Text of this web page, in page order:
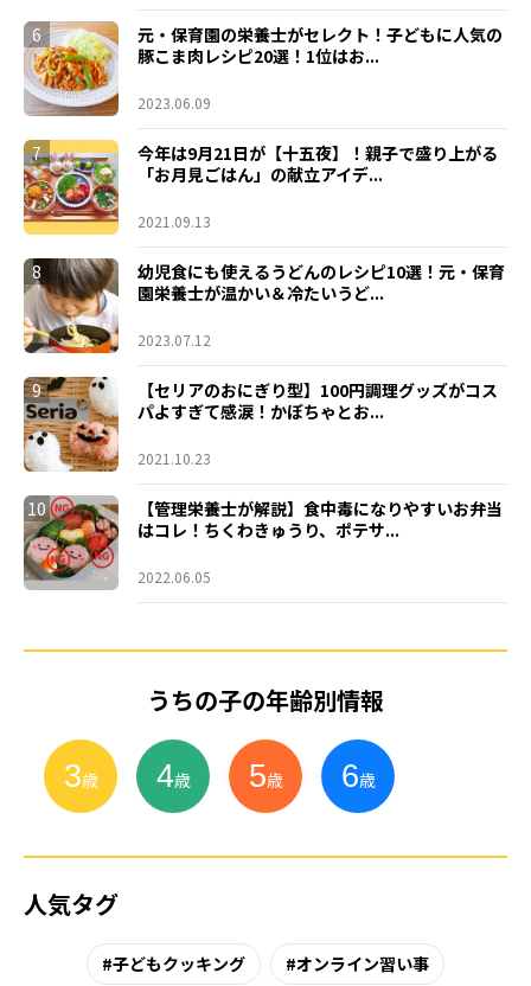
6
元・保育園の栄養士がセレクト！子どもに人気の
豚こま肉レシピ20選！1位はお...
2023.06.09
7
今年は9月21日が【十五夜】！親子で盛り上がる
「お月見ごはん」の献立アイデ...
2021.09.13
8
幼児食にも使えるうどんのレシピ10選！元・保育
園栄養士が温かい＆冷たいうど...
2023.07.12
9
【セリアのおにぎり型】100円調理グッズがコス
パよすぎて感涙！かぼちゃとお...
2021.10.23
10
【管理栄養士が解説】食中毒になりやすいお弁当
はコレ！ちくわきゅうり、ポテサ...
2022.06.05
うちの子の年齢別情報
3歳 4歳 5歳 6歳
人気タグ
子どもクッキング オンライン習い事